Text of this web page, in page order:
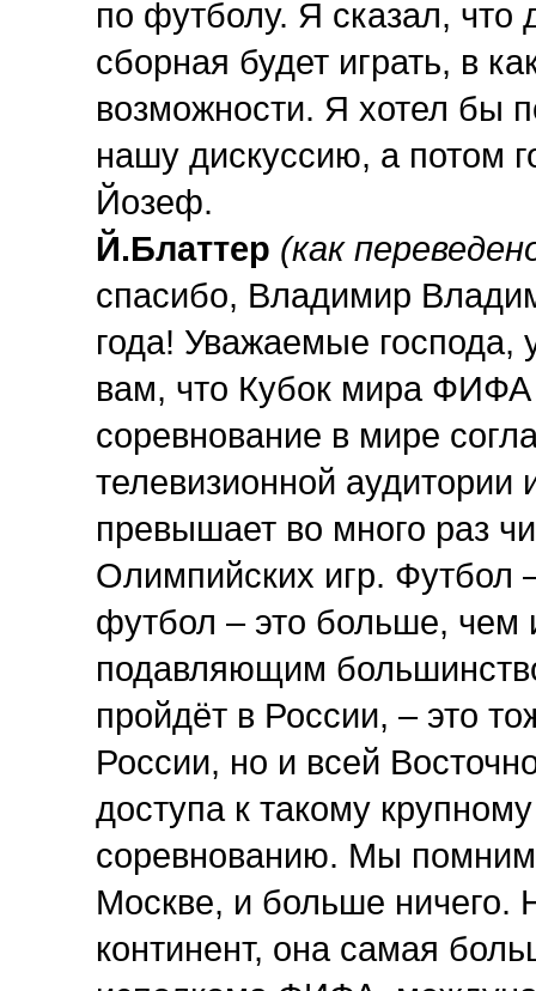
по футболу. Я сказал, что
сборная будет играть, в
возможности. Я хотел бы
нашу дискуссию, а потом
Йозеф.
Й.Блаттер (как
спасибо, Владимир
года! Уважаемые господа,
вам, что Кубок мира ФИФА
соревнование в мире
телевизионной аудитории
превышает во много раз
Олимпийских игр. Футбол
футбол – это больше,
подавляющим
пройдёт в России, – это
России, но и всей
доступа к такому
соревнованию. Мы
Москве, и больше ничего.
континент, она самая